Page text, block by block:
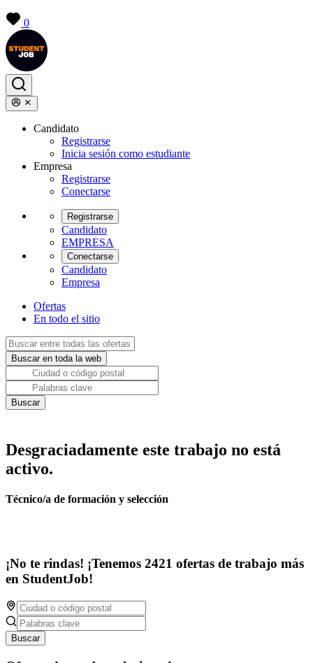
0
Candidato
Registrarse
Inicia sesión como estudiante
Empresa
Registrarse
Conectarse
Registrarse
Candidato
EMPRESA
Conectarse
Candidato
Empresa
Ofertas
En todo el sitio
Desgraciadamente este trabajo no está
activo.
Técnico/a de formación y selección
¡No te rindas! ¡Tenemos 2421 ofertas de trabajo más
en StudentJob!
Buscar